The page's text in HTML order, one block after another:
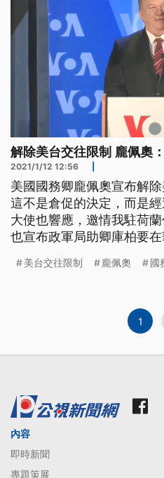
解除美台交往限制 龐佩奧
2021/1/12 12:56
美國國務卿龐佩奧宣布解
這不是倉促的決定，而是
大使也響應，邀情我駐荷
也宣布政軍局助卿庫柏要
制，被視為雙邊關係的一
帶來的挑戰。 美國國務卿
美台交往限制 龐佩奧 國
1
內容
即時新聞
專題策展